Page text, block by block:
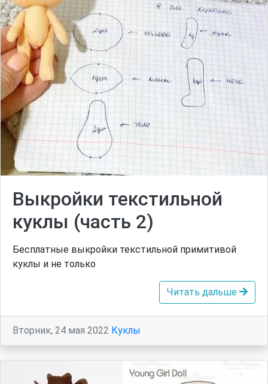
Выкройки текстильной
куклы (часть 2)
Бесплатные выкройки текстильной примитивой
куклы и не только
Читать дальше
Вторник, 24 мая 2022 Куклы